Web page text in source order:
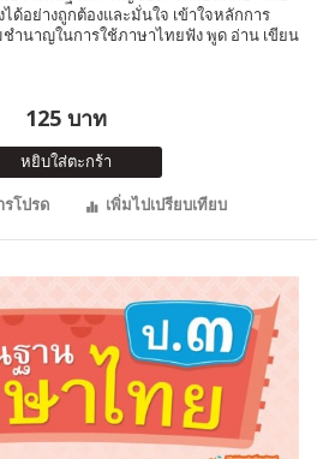
ได้อย่างถูกต้องและมั่นใจ เข้าใจหลักการ
ำนาญในการใช้ภาษาไทยฟัง พูด อ่าน เขียน
125 บาท
หยิบใส่ตะกร้า
รโปรด
เพิ่มไปเปรียบเทียบ